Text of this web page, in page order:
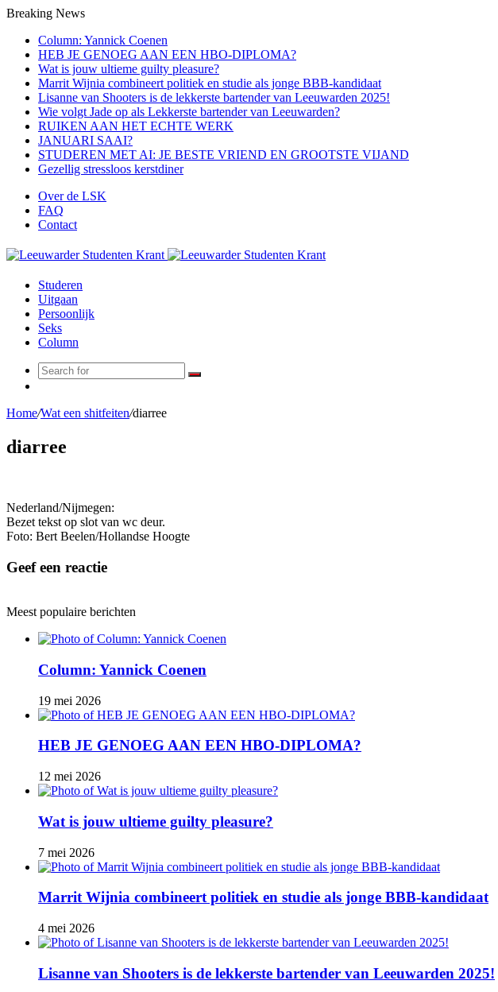
Breaking News
Column: Yannick Coenen
HEB JE GENOEG AAN EEN HBO-DIPLOMA?
Wat is jouw ultieme guilty pleasure?
Marrit Wijnia combineert politiek en studie als jonge BBB‑kandidaat
Lisanne van Shooters is de lekkerste bartender van Leeuwarden 2025!
Wie volgt Jade op als Lekkerste bartender van Leeuwarden?
RUIKEN AAN HET ECHTE WERK
JANUARI SAAI?
STUDEREN MET AI: JE BESTE VRIEND EN GROOTSTE VIJAND
Gezellig stressloos kerstdiner
Over de LSK
FAQ
Contact
Menu
Studeren
Uitgaan
Persoonlijk
Seks
Column
Search
Home/Wat een shitfeiten/diarree
diarree
Nederland/Nijmegen:
Bezet tekst op slot van wc deur.
Foto: Bert Beelen/Hollandse Hoogte
Geef een reactie
Meest populaire berichten
Column: Yannick Coenen
19 mei 2026
HEB JE GENOEG AAN EEN HBO-DIPLOMA?
12 mei 2026
Wat is jouw ultieme guilty pleasure?
7 mei 2026
Marrit Wijnia combineert politiek en studie als jonge BBB‑kandidaat
4 mei 2026
Lisanne van Shooters is de lekkerste bartender van Leeuwarden 2025!